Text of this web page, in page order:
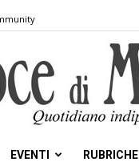
EVENTI RUBRICHE